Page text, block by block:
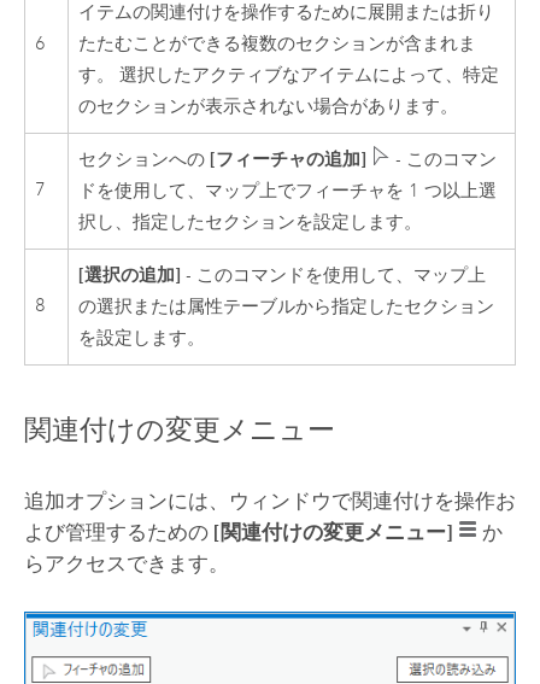
6
イテムの関連付けを操作するために展開または折り
たたむことができる複数のセクションが含まれま
す。 選択したアクティブなアイテムによって、特定
のセクションが表示されない場合があります。
7
セクションへの [フィーチャの追加]
- このコマン
ドを使用して、マップ上でフィーチャを 1 つ以上選
択し、指定したセクションを設定します。
8
[選択の追加] - このコマンドを使用して、マップ上
の選択または属性テーブルから指定したセクション
を設定します。
関連付けの変更メニュー
追加オプションには、ウィンドウで関連付けを操作お
よび管理するための [関連付けの変更メニュー]
か
らアクセスできます。